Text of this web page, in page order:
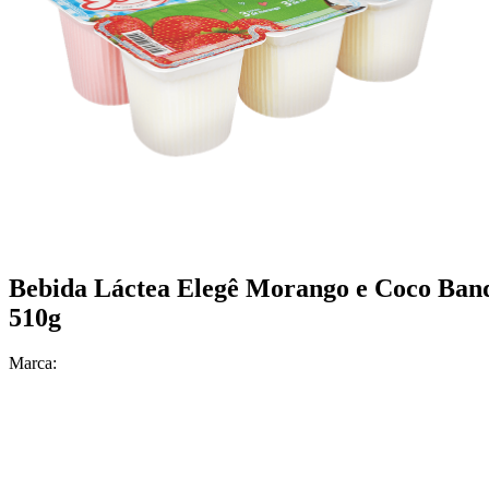
Bebida Láctea Elegê Morango e Coco
510g
Marca: